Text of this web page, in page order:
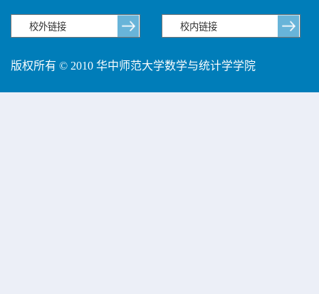
版权所有 © 2010 华中师范大学数学与统计学学院